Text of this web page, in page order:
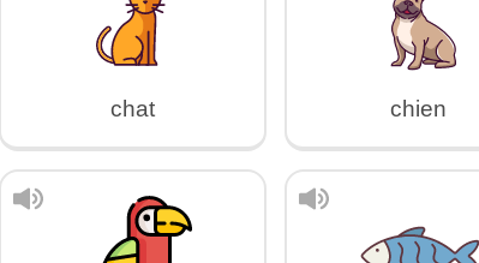
chat chien